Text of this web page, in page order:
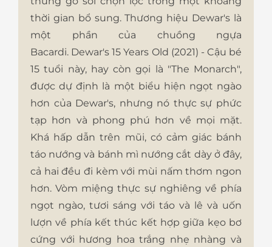
thời gian bổ sung. Thương hiệu Dewar's là
một phần của chuồng ngựa
Bacardi. Dewar's 15 Years Old (2021) - Cậu bé
15 tuổi này, hay còn gọi là "The Monarch",
được dự định là một biểu hiện ngọt ngào
hơn của Dewar's, nhưng nó thực sự phức
tạp hơn và phong phú hơn về mọi mặt.
Khá hấp dẫn trên mũi, có cảm giác bánh
táo nướng và bánh mì nướng cắt dày ở đây,
cả hai đều đi kèm với mùi nấm thơm ngon
hơn. Vòm miệng thực sự nghiêng về phía
ngọt ngào, tươi sáng với táo và lê và uốn
lượn về phía kết thúc kết hợp giữa kẹo bơ
cứng với hương hoa trắng nhẹ nhàng và